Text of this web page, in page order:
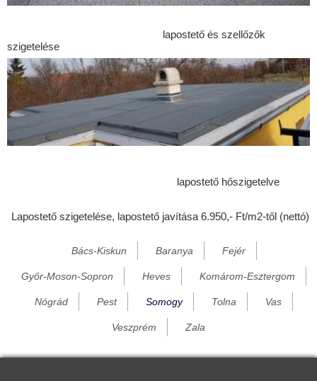
Bárdudvarnok
Bedegkér
Bélavár
Beleg
Bodolyabér
Boldog
Cserénfa
lapostető és szellőzők
szigetelése
lapostető hőszigetelve
Lapostető szigetelése, lapostető javítása 6.950,- Ft/m2-től (nettó)
Bács-Kiskun Baranya Fejér
Győr-Moson-Sopron Heves Komárom-Esztergom
Nógrád Pest Somogy Tolna Vas
Veszprém Zala